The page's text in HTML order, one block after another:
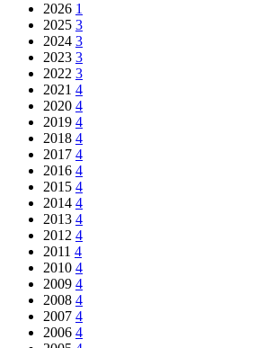
2026 1
2025 3
2024 3
2023 3
2022 3
2021 4
2020 4
2019 4
2018 4
2017 4
2016 4
2015 4
2014 4
2013 4
2012 4
2011 4
2010 4
2009 4
2008 4
2007 4
2006 4